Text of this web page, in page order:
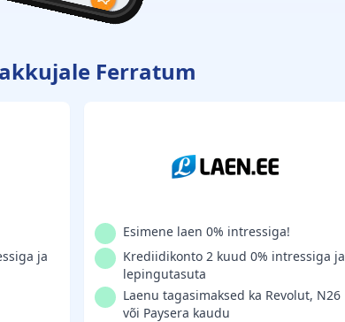
Ferratum
ja
Esimene laen 0% intressiga!
Krediidikonto 2 kuud 0% intressiga ja
lepingutasuta
Laenu tagasimaksed ka Revolut, N26
või Paysera kaudu